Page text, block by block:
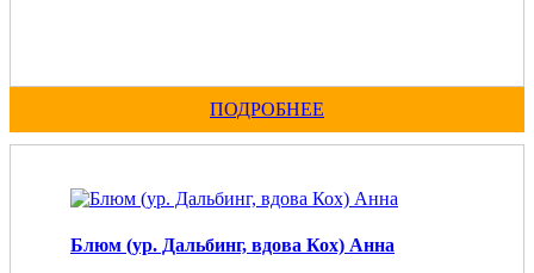
ПОДРОБНЕЕ
Блюм (ур. Дальбинг, вдова Кох) Анна